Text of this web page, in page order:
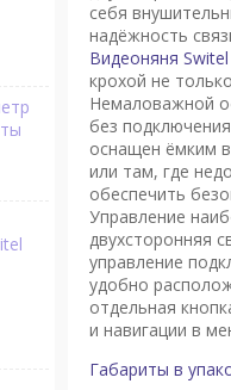
себя
надёжность
Видеоняня
крохой не
Немаловажной
без
оснащен ёмким
или там, где
обеспечить
Управление
двухсторонняя
управление
удобно
отдельная
и навигации в
Габариты в